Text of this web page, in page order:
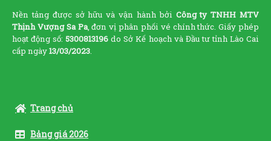
Nền tảng được sở hữu và vận hành bởi Công ty TNHH MTV
Thịnh Vượng Sa Pa, đơn vị phân phối vé chính thức. Giấy phép
hoạt động số:5300813196 do Sở Kế hoạch và Đầu tư tỉnh Lào Cai
cấp ngày13/03/2023.
Trang chủ
Bảng giá 2026